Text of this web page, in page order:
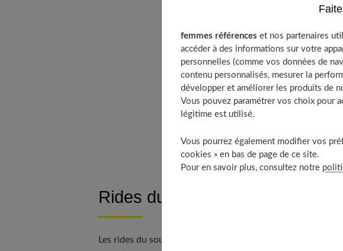
Pourquoi apparaissent-
Comment les atténuer ?
Adopter le bon
L’acide
Les traitements
Rides du sourire, qu’est-ce que
Les rides du sourire, aussi appelée ride du sillon
femmes références et nos partenaires
accéder à des informations sur votre
personnelles (comme vos données de
contenu personnalisés, mesurer la
développer et améliorer les produits de
Vous pouvez paramétrer vos choix pour
légitime est utilisé.
Vous pourrez également modifier vos
cookies » en bas de page de ce site.
Pour en savoir plus, consultez notre